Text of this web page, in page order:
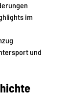
im
und